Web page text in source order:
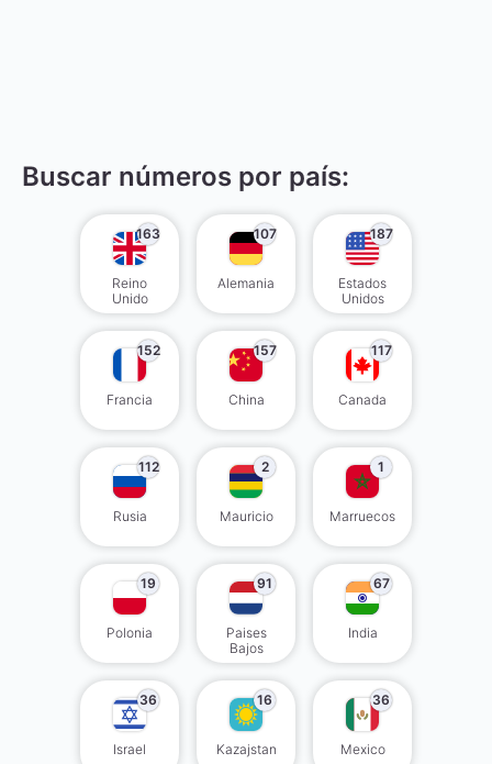
Buscar números por país:
163
Reino
Unido
107
Alemania
187
Estados
Unidos
152
Francia
157
China
117
Canada
112
Rusia
2
Mauricio
1
Marruecos
19
Polonia
91
Paises
Bajos
67
India
36
Israel
16
Kazajstan
36
Mexico